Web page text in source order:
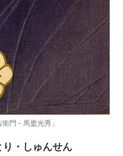
門－馬盥光秀」
・しゅんせん